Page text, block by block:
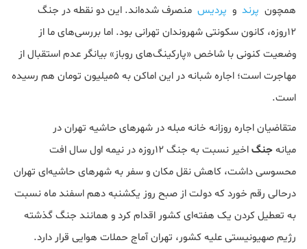
همچون پرند و پردیس منصرف شده‌اند. این دو نقطه در جنگ
۱۲روزه، کانون سکونتی شهروندان تهرانی بود. اما بررسی‌های ما از
وضعیت کنونی با شاخص «پارکینگ‌های روباز» بیانگر عدم استقبال از
مهاجرت است؛ اجاره شبانه در این اماکن به ۵میلیون تومان هم رسیده
است.
متقاضیان اجاره روزانه خانه مبله در شهرهای حاشیه تهران در
میانهجنگ
اخیر نسبت به جنگ ۱۲روزه در نیمه اول سال افت
محسوسی داشت، کاهش نقل مکان و سفر به شهرهای حاشیه‌ای تهران
درحالی رقم خورد که دولت از صبح روز یکشنبه دهم اسفند ماه نسبت
به تعطیل کردن یک هفته‌ای کشور اقدام کرد و همانند جنگ گذشته
رژیم صهیونیستی علیه کشور، تهران آماج حملات هوایی قرار دارد.